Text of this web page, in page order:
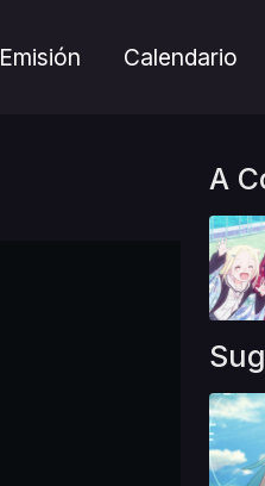
Emisión Calendario
A